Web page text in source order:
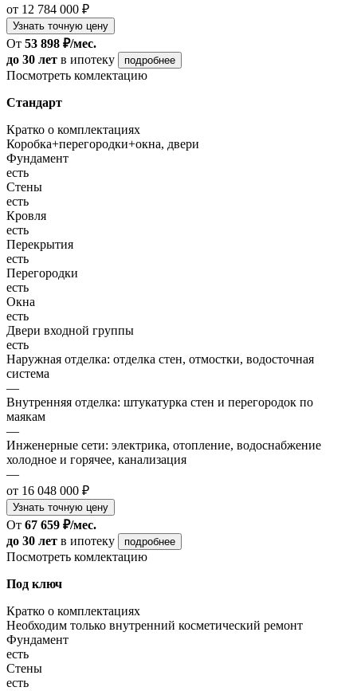
от 12 784 000 ₽
Узнать точную цену
От 53 898 ₽/мес.
до 30 лет в ипотеку подробнее
Посмотреть комлектацию
Стандарт
Кратко о комплектациях
Коробка+перегородки+окна, двери
Фундамент
есть
Стены
есть
Кровля
есть
Перекрытия
есть
Перегородки
есть
Окна
есть
Двери входной группы
есть
Наружная отделка: отделка стен, отмостки, водосточная
система
—
Внутренняя отделка: штукатурка стен и перегородок по
маякам
—
Инженерные сети: электрика, отопление, водоснабжение
холодное и горячее, канализация
—
от 16 048 000 ₽
Узнать точную цену
От 67 659 ₽/мес.
до 30 лет в ипотеку подробнее
Посмотреть комлектацию
Под ключ
Кратко о комплектациях
Необходим только внутренний косметический ремонт
Фундамент
есть
Стены
есть